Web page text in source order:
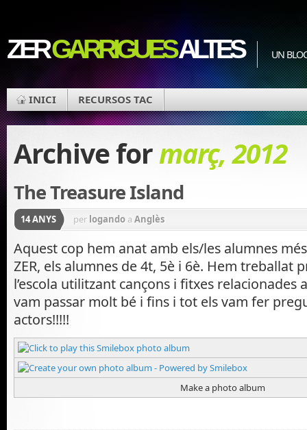
ZERGARRIGUESALTES UN
INICI RECURSOS TAC
Archive formarç, 2012
The Treasure Island
14 ANYS per logando a Anglès
Aquest cop hem anat amb els/les alumnes
ZER, els alumnes de 4t, 5è i 6è. Hem treballat
l’escola utilitzant cançons i fitxes relacionades
vam passar molt bé i fins i tot els vam fer
actors!!!!!
Make a photo album